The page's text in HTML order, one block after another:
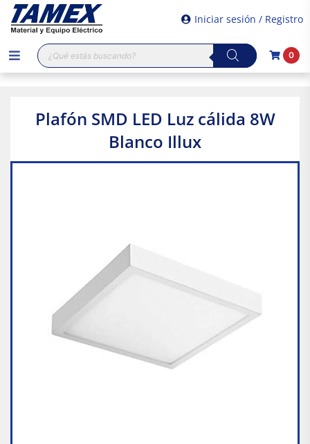
Iniciar sesión / Registro
Búsqueda
de
productos
0
Plafón SMD LED Luz cálida 8W
Blanco Illux